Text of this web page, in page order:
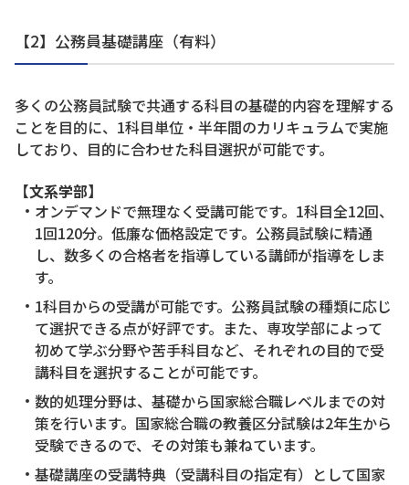
【2】公務員基礎講座（有料）
多くの公務員試験で共通する科目の基礎的内容を理解する
ことを目的に、1科目単位・半年間のカリキュラムで実施
しており、目的に合わせた科目選択が可能です。
【文系学部】
オンデマンドで無理なく受講可能です。1科目全12回、
1回120分。低廉な価格設定です。公務員試験に精通
し、数多くの合格者を指導している講師が指導をしま
す。
1科目からの受講が可能です。公務員試験の種類に応じ
て選択できる点が好評です。また、専攻学部によって
初めて学ぶ分野や苦手科目など、それぞれの目的で受
講科目を選択することが可能です。
数的処理分野は、基礎から国家総合職レベルまでの対
策を行います。国家総合職の教養区分試験は2年生から
受験できるので、その対策も兼ねています。
基礎講座の受講特典（受講科目の指定有）として国家